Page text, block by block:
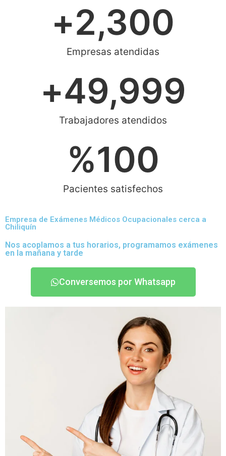
Empresas atendidas
+2,300
Trabajadores atendidos
+49,999
Pacientes satisfechos
%100
Empresa de Exámenes Médicos Ocupacionales cerca a
Chiliquín
Nos acoplamos a tus horarios, programamos exámenes
en la mañana y tarde
Conversemos por Whatsapp